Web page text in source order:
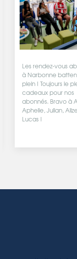
Les rendez-vous
à Narbonne
plein ! Toujours le
cadeaux pour nos
abonnés. Bravo à
Aphelie, Julian,
Lucas !